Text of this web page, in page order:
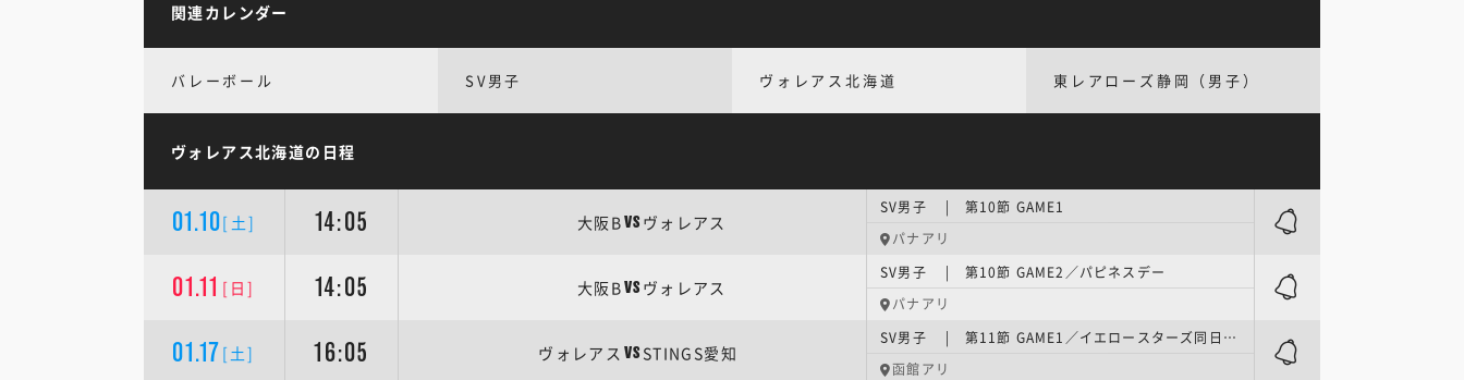
関連カレンダー
バレーボール SV男子 ヴォレアス北海道 東レアローズ静岡（男子）
ヴォレアス北海道の日程
01.10[土] 14:05 大阪BVS ヴォレアス
SV男子 | 第10節 GAME1
パナアリ
01.11 [日] 14:05 大阪BVS ヴォレアス
SV男子 | 第10節 GAME2／パピネスデー
パナアリ
01.17 [土] 16:05 ヴォレアス VS STINGS愛知
SV男子 | 第11節 GAME1／イエロースターズ同日開催
函館アリ